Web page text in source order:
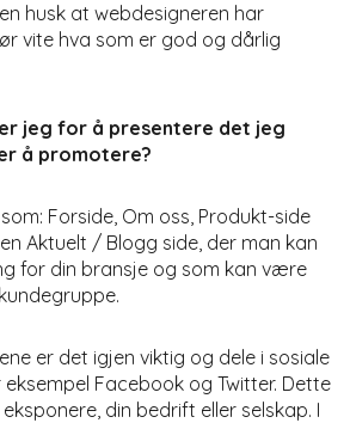
husk at webdesigneren har
vite hva som er god og dårlig
jeg for å presentere det jeg
å promotere?
Forside, Om oss, Produkt-side
Aktuelt / Blogg side, der man kan
for din bransje og som kan være
er det igjen viktig og dele i sosiale
eksempel Facebook og Twitter. Dette
din bedrift eller selskap. I